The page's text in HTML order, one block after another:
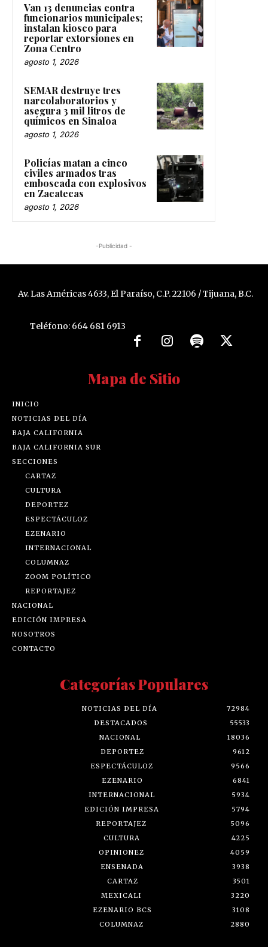
Van 13 denuncias contra
funcionarios municipales;
instalan kiosco para
reportar extorsiones en
Zona Centro
agosto 1, 2026
SEMAR destruye tres
narcolaboratorios y
asegura 3 mil litros de
químicos en Sinaloa
agosto 1, 2026
Policías matan a cinco
civiles armados tras
emboscada con explosivos
en Zacatecas
agosto 1, 2026
-Publicidad -
Av. Las Américas 4633, El Paraíso, C.P. 22106 / Tijuana, B.C.
Teléfono: 664 681 6913
Mapa de Sitio
INICIO
NOTICIAS DEL DÍA
BAJA CALIFORNIA
BAJA CALIFORNIA SUR
SECCIONES
CARTAZ
CULTURA
DEPORTEZ
ESPECTÁCULOZ
EZENARIO
INTERNACIONAL
COLUMNAZ
ZOOM POLÍTICO
REPORTAJEZ
NACIONAL
EDICIÓN IMPRESA
NOSOTROS
CONTACTO
Categorías Populares
NOTICIAS DEL DÍA
72984
DESTACADOS
55533
NACIONAL
18036
DEPORTEZ
9612
ESPECTÁCULOZ
9566
EZENARIO
6841
INTERNACIONAL
5934
EDICIÓN IMPRESA
5794
REPORTAJEZ
5096
CULTURA
4225
OPINIONEZ
4059
ENSENADA
3938
CARTAZ
3501
MEXICALI
3220
EZENARIO BCS
3108
COLUMNAZ
2880